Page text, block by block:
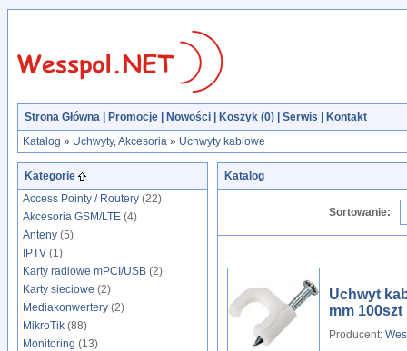
Strona Główna Promocje Nowości Koszyk (0) Serwis
Kontakt
Katalog » Uchwyty, Akcesoria » Uchwyty kablowe
Kategorie
Access Pointy / Routery (22)
Akcesoria GSM/LTE (4)
Anteny (5)
IPTV (1)
Karty radiowe mPCI/USB (2)
Karty sieciowe (2)
Mediakonwertery (2)
MikroTik (88)
Monitoring (13)
Katalog
Sortowanie:
Uchwyt
mm 100szt
Producent: